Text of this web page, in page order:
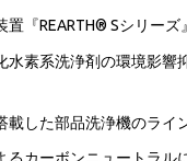
置『REARTH® Sシリー
水素系洗浄剤の環境影
載した部品洗浄機のラ